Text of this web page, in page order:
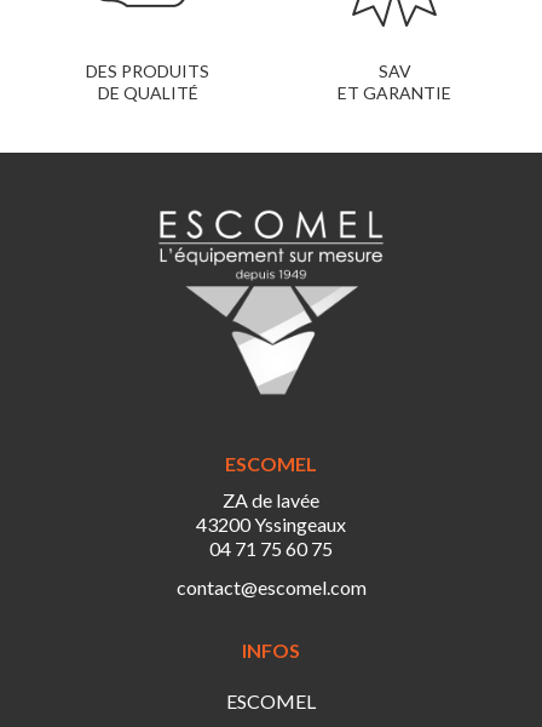
DES PRODUITS
DE QUALITÉ
SAV
ET GARANTIE
ESCOMEL
ZA de lavée
43200 Yssingeaux
04 71 75 60 75
contact@escomel.com
INFOS
ESCOMEL